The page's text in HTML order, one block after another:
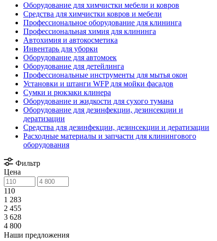
Оборудование для химчистки мебели и ковров
Средства для химчистки ковров и мебели
Профессиональное оборудование для клининга
Профессиональная химия для клининга
Автохимия и автокосметика
Инвентарь для уборки
Оборудование для автомоек
Оборудование для детейлинга
Профессиональные инструменты для мытья окон
Установки и штанги WFP для мойки фасадов
Сумки и рюкзаки клинера
Оборудование и жидкости для сухого тумана
Оборудование для дезинфекции, дезинсекции и
дератизации
Средства для дезинфекции, дезинсекции и дератизации
Расходные материалы и запчасти для клинингового
оборудования
Фильтр
Цена
110
1 283
2 455
3 628
4 800
Наши предложения